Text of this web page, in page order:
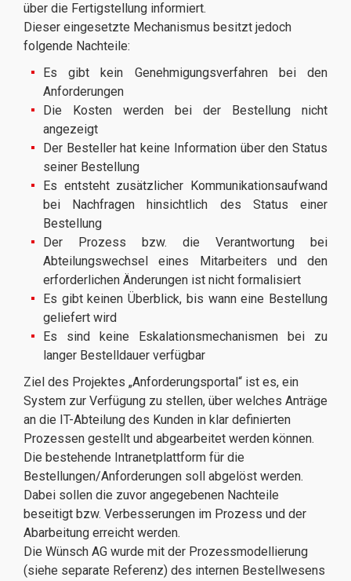
über die Fertigstellung informiert.
Dieser eingesetzte Mechanismus besitzt jedoch
folgende Nachteile:
Es gibt kein Genehmigungsverfahren bei den
Anforderungen
Die Kosten werden bei der Bestellung nicht
angezeigt
Der Besteller hat keine Information über den Status
seiner Bestellung
Es entsteht zusätzlicher Kommunikationsaufwand
bei Nachfragen hinsichtlich des Status einer
Bestellung
Der Prozess bzw. die Verantwortung bei
Abteilungswechsel eines Mitarbeiters und den
erforderlichen Änderungen ist nicht formalisiert
Es gibt keinen Überblick, bis wann eine Bestellung
geliefert wird
Es sind keine Eskalationsmechanismen bei zu
langer Bestelldauer verfügbar
Ziel des Projektes „Anforderungsportal“ ist es, ein
System zur Verfügung zu stellen, über welches Anträge
an die IT-Abteilung des Kunden in klar definierten
Prozessen gestellt und abgearbeitet werden können.
Die bestehende Intranetplattform für die
Bestellungen/Anforderungen soll abgelöst werden.
Dabei sollen die zuvor angegebenen Nachteile
beseitigt bzw. Verbesserungen im Prozess und der
Abarbeitung erreicht werden.
Die Wünsch AG wurde mit der Prozessmodellierung
(siehe separate Referenz) des internen Bestellwesens